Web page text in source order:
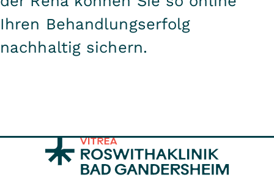
Ihren Behandlungserfolg
nachhaltig sichern.